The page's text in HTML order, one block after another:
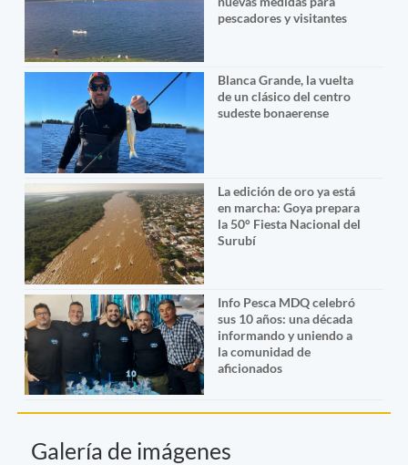
pescadores y visitantes
Blanca Grande, la vuelta
de un clásico del centro
sudeste bonaerense
La edición de oro ya está
en marcha: Goya prepara
la 50° Fiesta Nacional del
Surubí
Info Pesca MDQ celebró
sus 10 años: una década
informando y uniendo a
la comunidad de
aficionados
Galería de imágenes